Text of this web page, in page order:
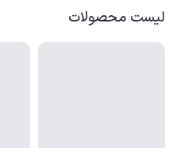
لیست محصولات